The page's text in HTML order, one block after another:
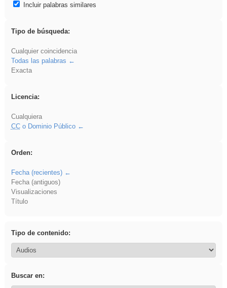
Incluir palabras similares
Tipo de búsqueda:
Cualquier coincidencia
Todas las palabras
Exacta
Licencia:
Cualquiera
CCo Dominio Público
Orden:
Fecha (recientes)
Fecha (antiguos)
Visualizaciones
Título
Tipo de contenido:
Buscar en: